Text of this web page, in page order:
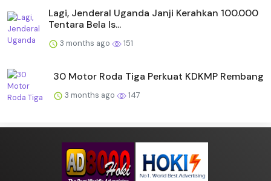
Lagi, Jenderal Uganda Janji Kerahkan 100.000
Tentara Bela Is...
3 months ago 151
30 Motor Roda Tiga Perkuat KDKMP Rembang
3 months ago 147